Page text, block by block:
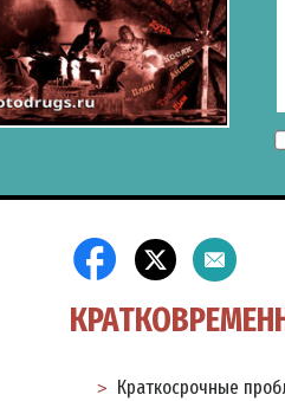
Краткосрочные